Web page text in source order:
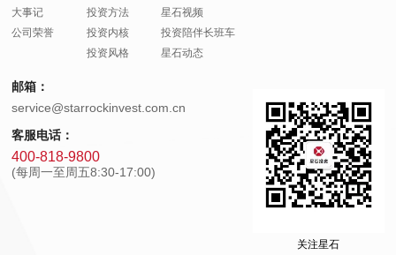
大事记
公司荣誉
投资方法
投资内核
投资风格
星石视频
投资陪伴长班车
星石动态
邮箱：
service@starrockinvest.com.cn
客服电话：
400-818-9800
(每周一至周五8:30-17:00)
关注星石